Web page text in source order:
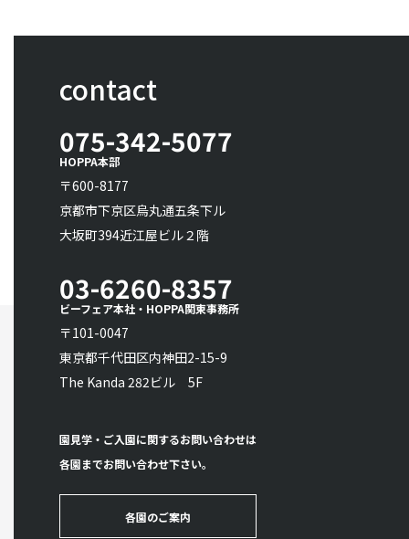
contact
075-342-5077
HOPPA本部
〒600-8177
京都市下京区烏丸通五条下ル
大坂町394近江屋ビル２階
03-6260-8357
ビーフェア本社・HOPPA関東事務所
〒101-0047
東京都千代田区内神田2-15-9
The Kanda 282ビル 5F
園見学・ご入園に関するお問い合わせは
各園までお問い合わせ下さい。
各園のご案内